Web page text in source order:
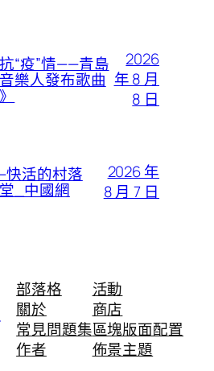
“疫”情——青島
樂人發布歌曲
2026
年 8 月
8 日
活的村落
_中國網
2026 年
8 月 7 日
部落格
關於
常見問題集
作者
活動
商店
區塊版面配置
佈景主題